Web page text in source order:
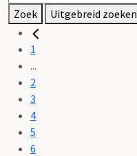
Zoek Uitgebreid zoeken
1
...
2
3
4
5
6